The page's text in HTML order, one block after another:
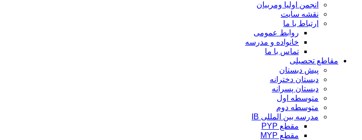
انجمن اولیا ومربیان
نقشه سایت
ارتباط با ما
روابط عمومی
خانواده و مدرسه
تماس با ما
مقاطع تحصیلی
پیش دبستان
دبستان دخترانه
دبستان پسرانه
متوسطه اول
متوسطه دوم
مدرسه بین المللی IB
مقطع PYP
مقطع MYP